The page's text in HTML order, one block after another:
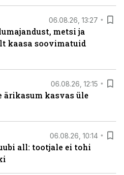
06.08.26, 13:27
metsi ja
kaasa soovimatuid
06.08.26, 12:15
ärikasum kasvas üle
06.08.26, 10:14
all: tootjale ei tohi